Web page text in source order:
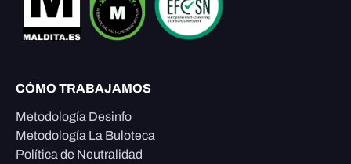
CÓMO TRABAJAMOS
Metodología Desinfo
Metodología La Buloteca
Política de Neutralidad